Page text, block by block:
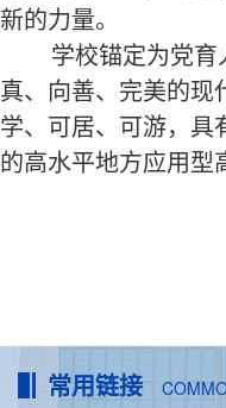
新的力量。
学校锚定为党
真、向善、完美的现
学、可居、可游，具
的高水平地方应用型
常用链接